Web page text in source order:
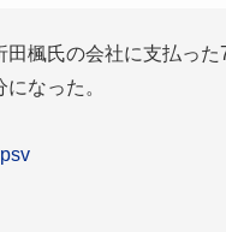
楓氏の会社に支払った
なった。